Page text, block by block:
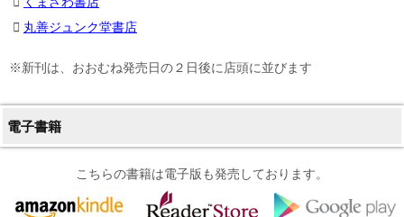
丸善ジュンク堂書店
※新刊は、おおむね発売日の２日後に店頭に並びます
電子書籍
こちらの書籍は電子版も発売しております。